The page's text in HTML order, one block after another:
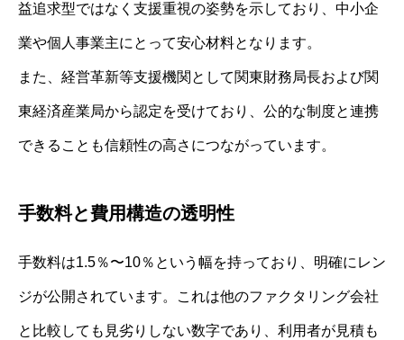
益追求型ではなく支援重視の姿勢を示しており、中小企
業や個人事業主にとって安心材料となります。
また、経営革新等支援機関として関東財務局長および関
東経済産業局から認定を受けており、公的な制度と連携
できることも信頼性の高さにつながっています。
手数料と費用構造の透明性
手数料は1.5％〜10％という幅を持っており、明確にレン
ジが公開されています。これは他のファクタリング会社
と比較しても見劣りしない数字であり、利用者が見積も